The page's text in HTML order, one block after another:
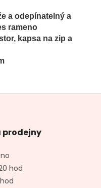
a odepínatelný a
rameno
kapsa na zip a
hod